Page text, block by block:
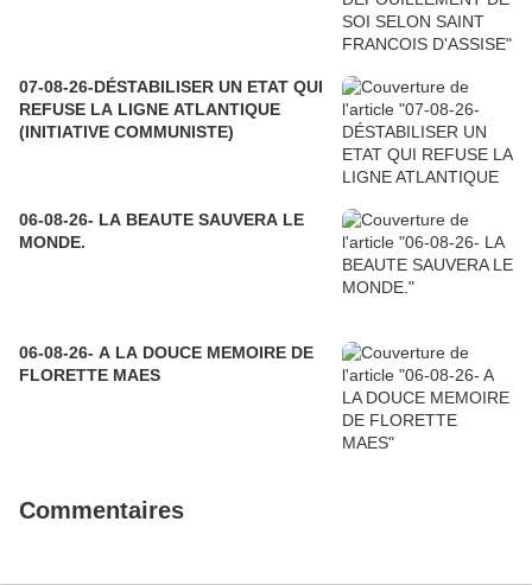
07-08-26-DÉSTABILISER UN ETAT QUI
REFUSE LA LIGNE ATLANTIQUE
(INITIATIVE COMMUNISTE)
06-08-26- LA BEAUTE SAUVERA LE
MONDE.
06-08-26- A LA DOUCE MEMOIRE DE
FLORETTE MAES
Commentaires